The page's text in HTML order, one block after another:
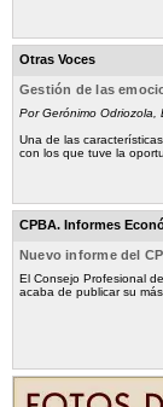
Otras Voces
Gestión de las
Por Gerónimo Odriozola,
Una de las
con los que tuve la
CPBA. Informes
Nuevo informe del
El Consejo Profesional
acaba de publicar su